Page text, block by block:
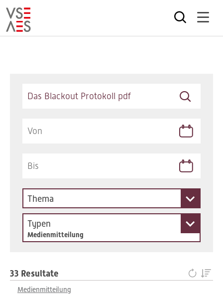
Thema
Typen
Medienmitteilung
33 Resultate
Medienmitteilung